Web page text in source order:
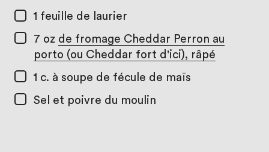
1 feuille de laurier
7 oz de fromage Cheddar Perron au
porto (ou Cheddar fort d'ici), râpé
1 c. à soupe de fécule de maïs
Sel et poivre du moulin